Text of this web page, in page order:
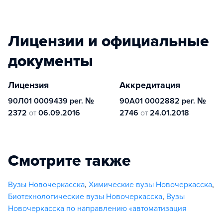
Лицензии и официальные
документы
Лицензия
90Л01 0009439 рег. №
2372 от 06.09.2016
Аккредитация
90А01 0002882 рег. №
2746 от 24.01.2018
Смотрите также
Вузы Новочеркасска, Химические вузы Новочеркасска,
Биотехнологические вузы Новочеркасска, Вузы
Новочеркасска по направлению «автоматизация